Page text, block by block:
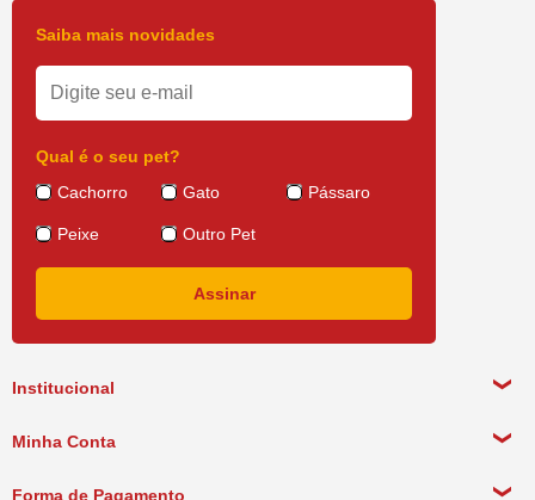
Institucional
Minha Conta
Forma de Pagamento
Saiba mais novidades
Qual é o seu pet?
Cachorro
Gato Pássaro
Peixe Outro Pet